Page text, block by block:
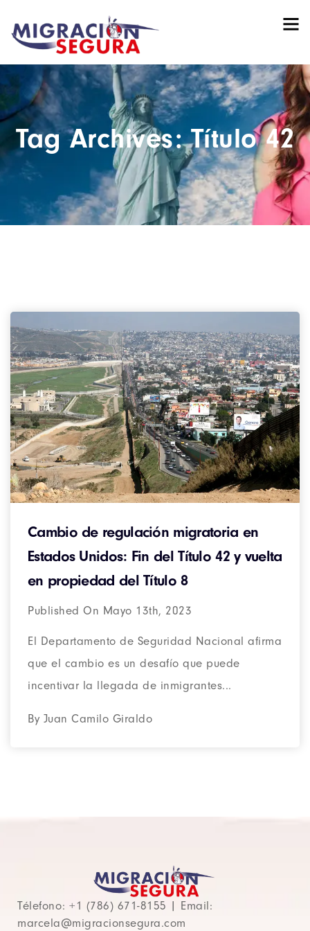
Tag Archives: Título 42
Cambio de regulación migratoria en
Estados Unidos: Fin del Título 42 y vuelta
en propiedad del Título 8
Published On Mayo 13th, 2023
El Departamento de Seguridad Nacional afirma
que el cambio es un desafío que puede
incentivar la llegada de inmigrantes...
By Juan Camilo Giraldo
Télefono: +1 (786) 671-8155 | Email:
marcela@migracionsegura.com